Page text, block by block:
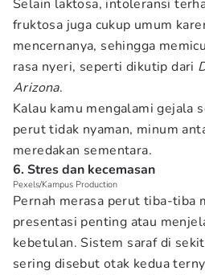
Selain laktosa, intoleransi
fruktosa juga cukup umum
mencernanya, sehingga
rasa nyeri, seperti dikutip dari
Arizona.
Kalau kamu mengalami gejala
perut tidak nyaman, minum
meredakan sementara.
6. Stres dan kecemasan
Pexels/Kampus Production
Pernah merasa perut tiba-tiba
presentasi penting atau
kebetulan. Sistem saraf di
sering disebut otak kedua